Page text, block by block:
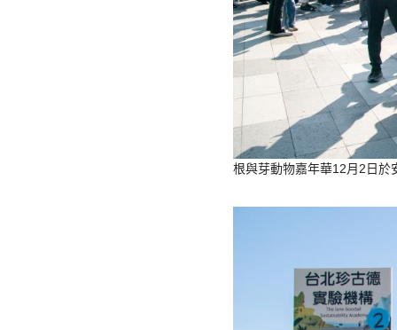
根與芽動物嘉年華12月2日於